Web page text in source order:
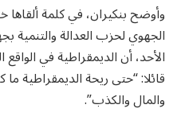
وأوضح بنكيران، في كلمة ألقاها
الجهوي لحزب العدالة
الأحد، أن الديمقراطية في
قائلا: “حتى ريحة الديمقراطية
والمال والكذب”.